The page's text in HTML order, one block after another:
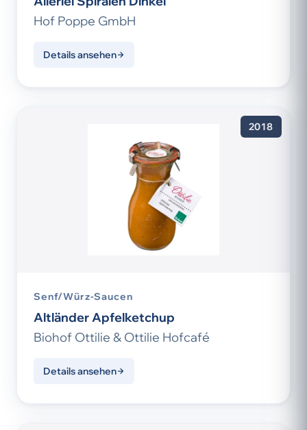
Hof Poppe GmbH
Details ansehen
2018
Senf/Würz-Saucen
Altländer Apfelketchup
Biohof Ottilie & Ottilie Hofcafé
Details ansehen